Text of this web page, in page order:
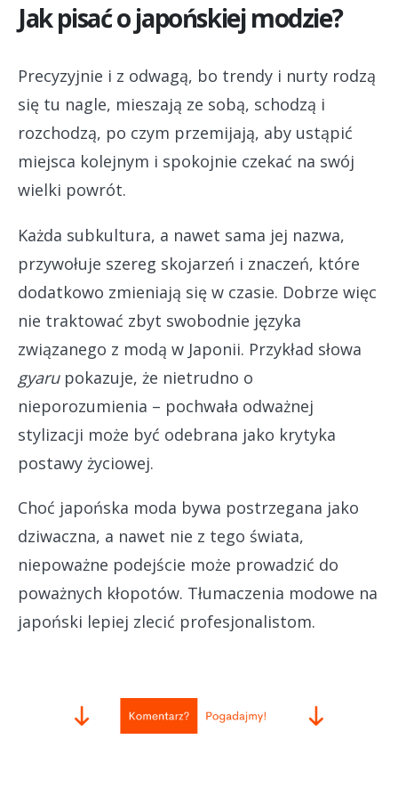
Jak pisać o japońskiej modzie?
Precyzyjnie i z odwagą, bo trendy i nurty rodzą
się tu nagle, mieszają ze sobą, schodzą i
rozchodzą, po czym przemijają, aby ustąpić
miejsca kolejnym i spokojnie czekać na swój
wielki powrót.
Każda subkultura, a nawet sama jej nazwa,
przywołuje szereg skojarzeń i znaczeń, które
dodatkowo zmieniają się w czasie. Dobrze więc
nie traktować zbyt swobodnie języka
związanego z modą w Japonii. Przykład słowa
gyaru pokazuje, że nietrudno o
nieporozumienia – pochwała odważnej
stylizacji może być odebrana jako krytyka
postawy życiowej.
Choć japońska moda bywa postrzegana jako
dziwaczna, a nawet nie z tego świata,
niepoważne podejście może prowadzić do
poważnych kłopotów. Tłumaczenia modowe na
japoński lepiej zlecić profesjonalistom.